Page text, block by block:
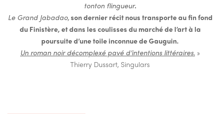
tonton flingueur.
Le Grand Jabadao,son dernier récit nous transporte au fin fond
du Finistère, et dans les coulisses du marché de l’art à la
poursuite d’une toile inconnue de Gauguin.
Un roman noir décomplexé pavé d’intentions littéraires. »
Thierry Dussart, Singulars